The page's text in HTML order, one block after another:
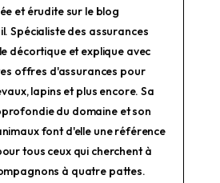
et érudite sur le blog
Spécialiste des assurances
décortique et explique avec
offres d'assurances pour
lapins et plus encore. Sa
du domaine et son
font d'elle une référence
tous ceux qui cherchent à
à quatre pattes.